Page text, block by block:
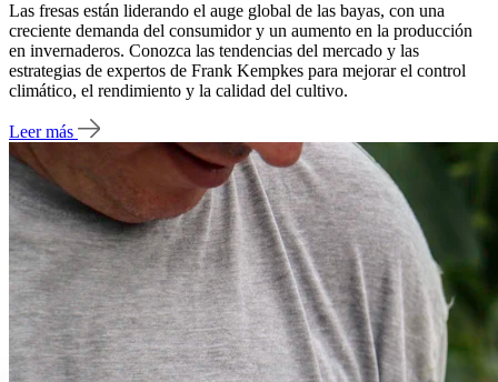
Las fresas están liderando el auge global de las bayas, con una
creciente demanda del consumidor y un aumento en la producción
en invernaderos. Conozca las tendencias del mercado y las
estrategias de expertos de Frank Kempkes para mejorar el control
climático, el rendimiento y la calidad del cultivo.
Leer más